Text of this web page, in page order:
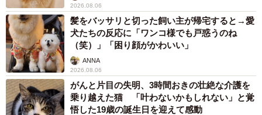
「最初はおなかの上に登ってきてしばらくフミフミしてい
たのですが、パパが頭を撫でていると途中で眠くなったの
かそのまま寝てしまったようです。かわいくて幸せで、ほ
んとずっと一緒に寝ている姿を見ていたかったですね」
◇ ◇
2026.08.06
髪をバッサリと切った飼い主が帰宅すると→愛
犬たちの反応に「ワンコ様でも戸惑うのね
（笑）」「困り顔がかわいい」
ANNA
2026.08.06
がんと片目の失明、3時間おきの壮絶な介護を
乗り越えた猫 「叶わないかもしれない」と覚
悟した19歳の誕生日を迎えて感動